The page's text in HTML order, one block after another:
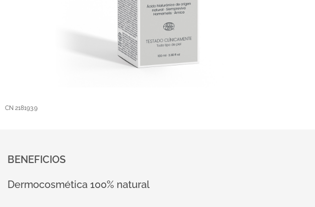
CN 218193.9
BENEFICIOS
Dermocosmética 100% natural